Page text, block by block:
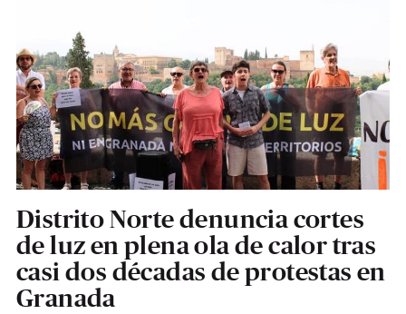
Distrito Norte denuncia cortes
de luz en plena ola de calor tras
casi dos décadas de protestas en
Granada